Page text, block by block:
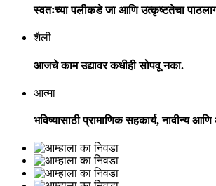
स्वतःच्या पलीकडे जा आणि उत्कृष्टतेचा
शैली
आजचे काम उद्यावर कधीही सोपवू नका.
आत्मा
भविष्यासाठी प्रामाणिक सहकार्य, नावीन्य